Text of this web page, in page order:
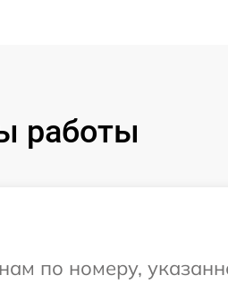
работы
по номеру,